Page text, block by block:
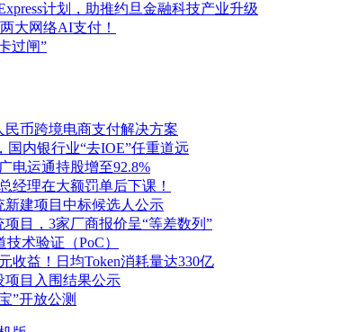
计划，助推约旦金融科技产业升级
大网络AI支付！
过闸”
币跨境电商支付解决方案
国内银行业“去IOE”任重道远
电运通持股增至92.8%
经理在大额罚单后下课！
建项目中标候选人公示
目，3家厂商报价呈“等差数列”
术验证（PoC）
收益！日均Token消耗量达330亿
项目入围结果公示
”开放公测